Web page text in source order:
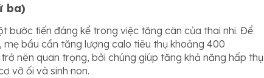
ba)
bước tiến đáng kể trong việc tăng cân của thai nhi. Để
bầu cần tăng lượng calo tiêu thụ khoảng 400
nên quan trọng, bởi chúng giúp tăng khả năng hấp thụ
vỡ ối và sinh non.